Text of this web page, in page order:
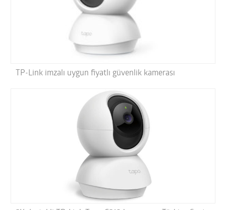
TP-Link imzalı uygun fiyatlı güvenlik kamerası